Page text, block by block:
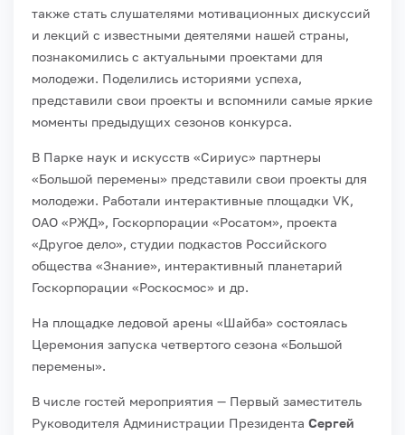
также стать слушателями мотивационных дискуссий
и лекций с известными деятелями нашей страны,
познакомились с актуальными проектами для
молодежи. Поделились историями успеха,
представили свои проекты и вспомнили самые яркие
моменты предыдущих сезонов конкурса.
В Парке наук и искусств «Сириус» партнеры
«Большой перемены» представили свои проекты для
молодежи. Работали интерактивные площадки VK,
ОАО «РЖД», Госкорпорации «Росатом», проекта
«Другое дело», студии подкастов Российского
общества «Знание», интерактивный планетарий
Госкорпорации «Роскосмос» и др.
На площадке ледовой арены «Шайба» состоялась
Церемония запуска четвертого сезона «Большой
перемены».
В числе гостей мероприятия — Первый заместитель
Руководителя Администрации Президента Сергей